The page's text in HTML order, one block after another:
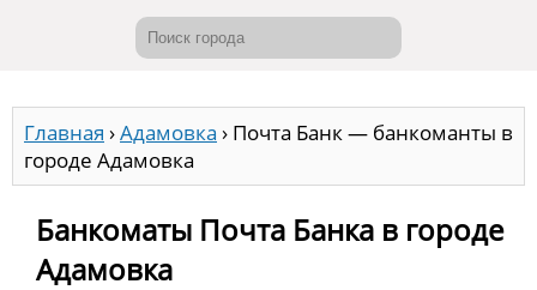
Главная ›Адамовка › Почта Банк — банкоманты в
городе Адамовка
Банкоматы Почта Банка в городе
Адамовка